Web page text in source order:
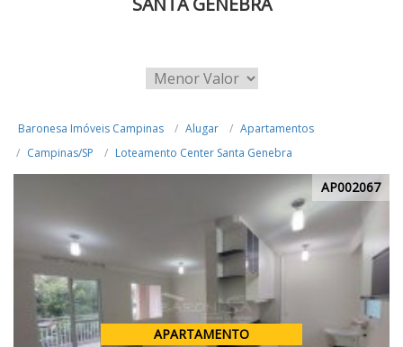
Baronesa Imóveis Campinas Alugar
Apartamentos
Campinas/SP
Loteamento Center Santa Genebra
AP002067
APARTAMENTO